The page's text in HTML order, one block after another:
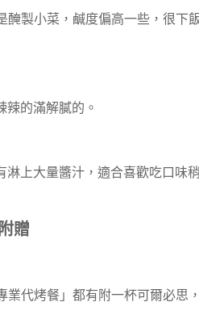
醃製小菜，鹹度偏高一些，很下
辣的滿解膩的。
上大量醬汁，適合喜歡吃口味
贈
業代烤餐」都有附一杯可爾必思